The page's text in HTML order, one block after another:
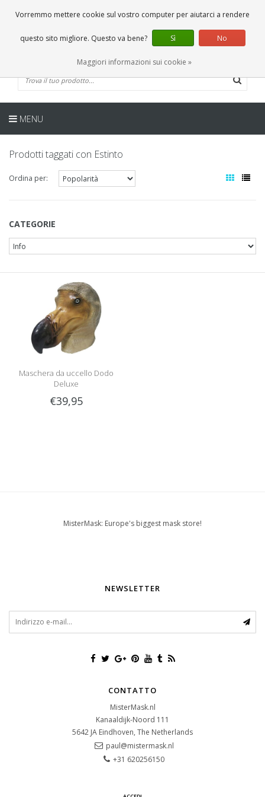
0 Articoli
IT
MENU
Prodotti taggati con Estinto
Ordina per:
CATEGORIE
Maschera da uccello Dodo
Deluxe
€39,95
MisterMask: Europe's biggest mask store!
NEWSLETTER
CONTATTO
MisterMask.nl
Kanaaldijk-Noord 111
5642 JA Eindhoven, The Netherlands
paul@mistermask.nl
+31 620256150
Vorremmo mettere cookie sul vostro computer per aiutarci a rendere
questo sito migliore. Questo va bene? Sì No
Maggiori informazioni sui cookie »